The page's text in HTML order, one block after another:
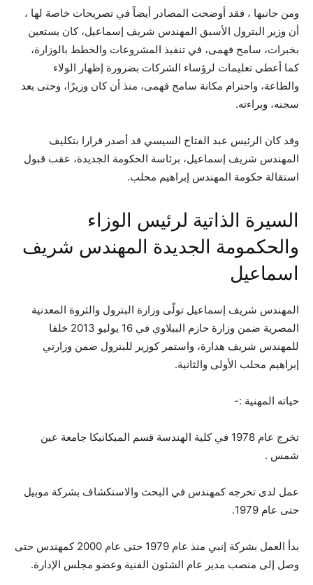
ومن جانبها ، فقد أوضحت المصادر أيضاً في تصريحات خاصة لها ،
أن وزير البترول الأسبق المهندس شريف إسماعيل، كان يستعين
بخبرات، سامح فهمى، في تنفيذ المشروعات والخطط بالوزارة،
كما أعطى تعليمات لرؤساء الشركات بضرورة إظهار الولاء
والطاعة، واحترام مكانة سامح فهمى، منذ أن كان وزيرًا، وحتى بعد
سجنه، وبراءته.
وقد كان الرئيس عبد الفتاح السيسي قد أصدر قرارا بتكليف
المهندس شريف إسماعيل، برئاسة الحكومة الجديدة، عقب قبول
استقالة حكومة المهندس إبراهيم محلب.
السيرة الذاتية لرئيس الوزاء
والحكمومة الجديدة المهندس شريف
اسماعيل
المهندس شريف إسماعيل تولّى وزارة البترول والثروة المعدنية
المصرية ضمن وزارة حازم الببلاوي في 16 يوليو 2013 خلفا
للمهندس شريف هدارة، واستمر كوزير للبترول ضمن وزارتي
إبراهيم محلب الأولى والثانية.
حياته المهنية :-
تخرج عام 1978 في كلية الهندسة قسم الميكانيكا جامعة عين
شمس .
عمل لدى تخرجه كمهندس في البحث والاستكشاف بشركة موبيل
حتى عام 1979.
بدأ العمل بشركة إنبي منذ عام 1979 حتى عام 2000 كمهندس حتى
وصل إلى منصب مدير عام الشئون الفنية وعضو مجلس الإدارة.